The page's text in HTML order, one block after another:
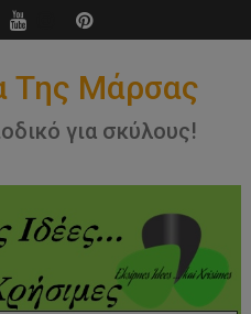
Της Μάρσας
για σκύλους!